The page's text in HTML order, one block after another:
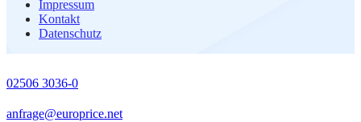
Impressum
Kontakt
Datenschutz
02506 3036-0
anfrage@europrice.net